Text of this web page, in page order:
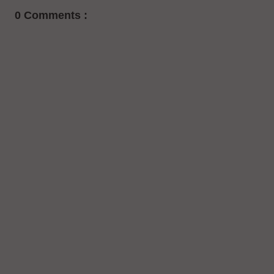
0 Comments :